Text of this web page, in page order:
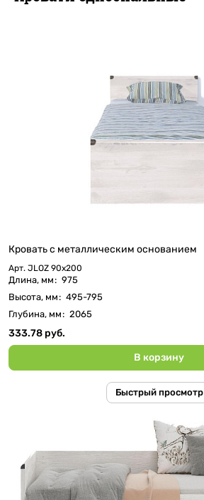
Кровать c металлическим основанием
Арт. JLOZ 90х200
Длина, мм: 975
Высота, мм: 495-795
Глубина, мм: 2065
333.78 руб.
В корзину
Быстрый просмотр